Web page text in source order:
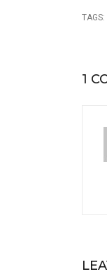
TAGS:
1